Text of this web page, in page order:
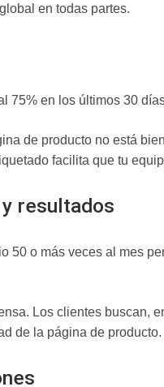
en todas partes.
75% en los últimos 30
de producto no está
facilita que tu
resultados
50 o más veces al mes
Los clientes buscan,
de la página de producto.